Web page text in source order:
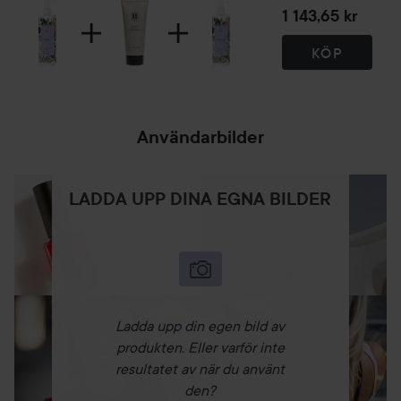
1 143,65 kr
KÖP
Användarbilder
LADDA UPP DINA EGNA BILDER
Ladda upp din egen bild av
produkten. Eller varför inte
resultatet av när du använt
den?